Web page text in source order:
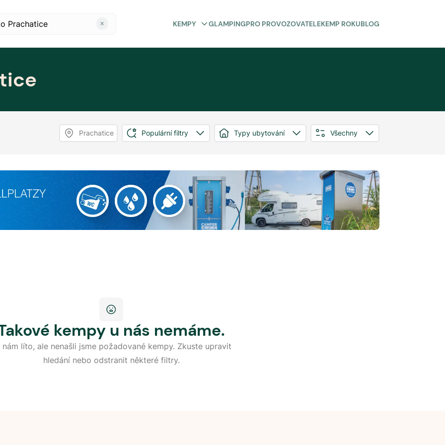
KEMPY GLAMPINGPRO PROVOZOVATELEKEMP ROKUBLOG
Prachatice Populární filtry Typy ubytování Všechny
kempy u nás nemáme.
nám líto, ale nenašli jsme požadované kempy. Zkuste upravit
hledání nebo odstranit některé filtry.